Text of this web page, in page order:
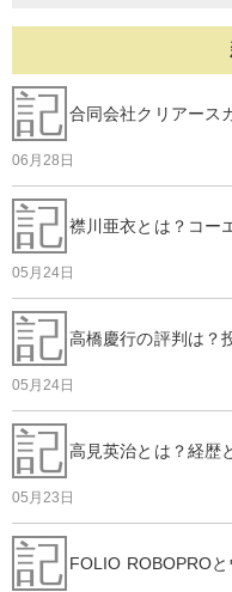
記 合同会社クリアース
06月28日
記 襟川亜衣とは？コー
05月24日
記 高橋慶行の評判は？
05月24日
記 高見英治とは？経歴
05月23日
記 FOLIO ROBOPRO